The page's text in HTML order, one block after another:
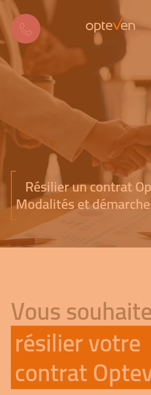
Résilier un contrat
Modalités et
Vous
résilier votre
contrat